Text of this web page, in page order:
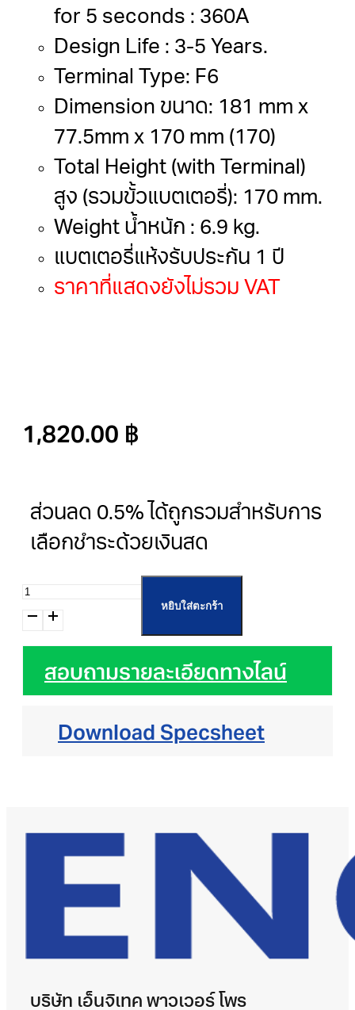
for 5 seconds : 360A
Design Life : 3-5 Years.
Terminal Type: F6
Dimension ขนาด: 181 mm x
77.5mm x 170 mm (170)
Total Height (with Terminal)
สูง (รวมขั้วแบตเตอรี่): 170 mm.
Weight น้ำหนัก : 6.9 kg.
แบตเตอรี่แห้งรับประกัน 1 ปี
ราคาที่แสดงยังไม่รวม VAT
1,820.00 ฿
ส่วนลด 0.5% ได้ถูกรวมสำหรับการ
เลือกชำระด้วยเงินสด
จำนวน
Long
WP24-
12ANE
หยิบใส่ตะกร้า
สอบถามรายละเอียดทางไลน์
Download Specsheet
บริษัท เอ็นจิเทค พาวเวอร์ โพร